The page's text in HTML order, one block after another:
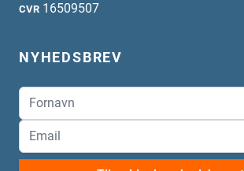
CVR 16509507
NYHEDSBREV